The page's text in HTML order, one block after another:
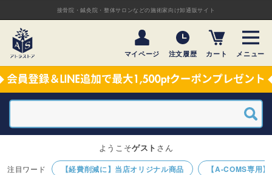
接骨院・鍼灸院・整体サロンなどの施術家向け卸通販サイト
マイページ 注文履歴 カート メニュー
【経費削減に】当店オリジナル商品 【A-COMS専用
ようこそゲスト さん